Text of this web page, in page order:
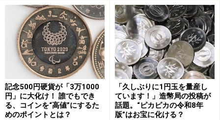
記念500円硬貨が「3万1000
円」に大化け！ 誰でもでき
る、コインを“高値”にするた
めのポイントとは？
「久しぶりに1円玉を量産し
ています！」造幣局の投稿が
話題。“ピカピカの令和8年
版”はお宝に化ける？